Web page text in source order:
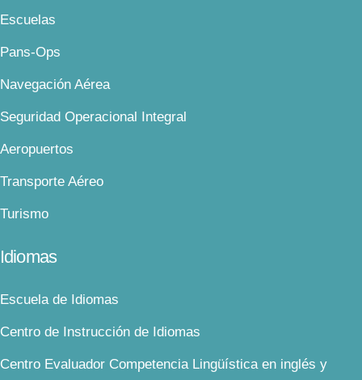
Escuelas
Pans-Ops
Navegación Aérea
Seguridad Operacional Integral
Aeropuertos
Transporte Aéreo
Turismo
Idiomas
Escuela de Idiomas
Centro de Instrucción de Idiomas
Centro Evaluador Competencia Lingüística en inglés y